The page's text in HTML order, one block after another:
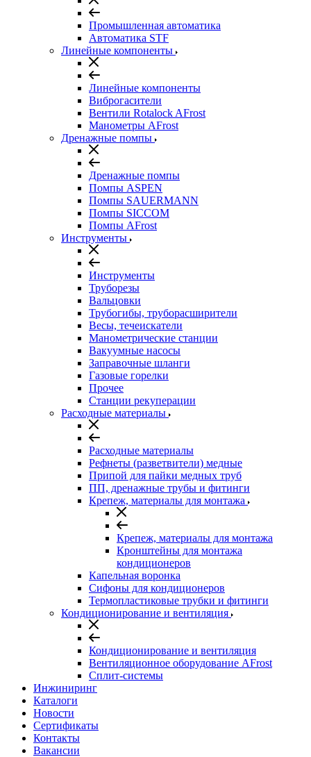
Промышленная автоматика
Автоматика STF
Линейные компоненты
Линейные компоненты
Виброгасители
Вентили Rotalock AFrost
Манометры AFrost
Дренажные помпы
Дренажные помпы
Помпы ASPEN
Помпы SAUERMANN
Помпы SICCOM
Помпы AFrost
Инструменты
Инструменты
Труборезы
Вальцовки
Трубогибы, труборасширители
Весы, течеискатели
Манометрические станции
Вакуумные насосы
Заправочные шланги
Газовые горелки
Прочее
Станции рекуперации
Расходные материалы
Расходные материалы
Рефнеты (разветвители) медные
Припой для пайки медных труб
ПП, дренажные трубы и фитинги
Крепеж, материалы для монтажа
Крепеж, материалы для монтажа
Кронштейны для монтажа
кондиционеров
Капельная воронка
Сифоны для кондиционеров
Термопластиковые трубки и фитинги
Кондиционирование и вентиляция
Кондиционирование и вентиляция
Вентиляционное оборудование AFrost
Сплит-системы
Инжиниринг
Каталоги
Новости
Сертификаты
Контакты
Вакансии